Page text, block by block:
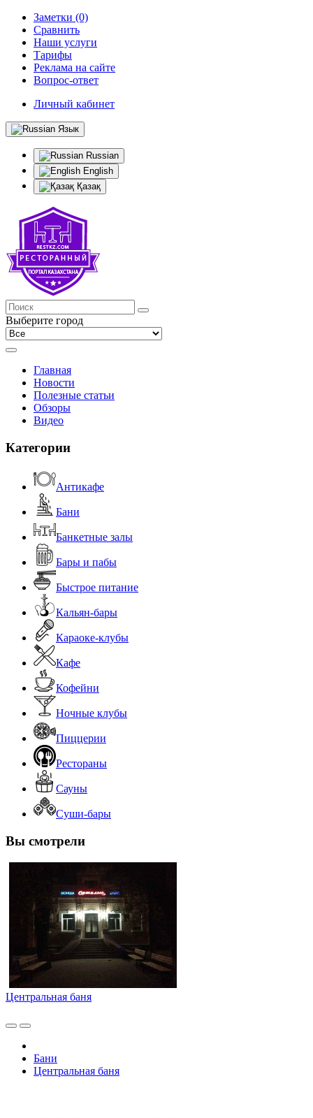
Заметки (0)
Сравнить
Наши услуги
Тарифы
Реклама на сайте
Вопрос-ответ
Личный кабинет
Язык
Russian
English
Қазақ
Выберите город
Главная
Новости
Полезные статьи
Обзоры
Видео
Категории
Антикафе
Бани
Банкетные залы
Бары и пабы
Быстрое питание
Кальян-бары
Караоке-клубы
Кафе
Кофейни
Ночные клубы
Пиццерии
Рестораны
Сауны
Суши-бары
Вы смотрели
Центральная баня
Бани
Центральная баня